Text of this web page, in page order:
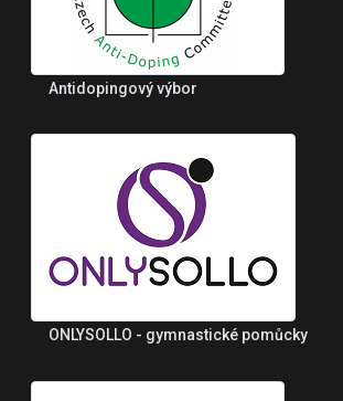
Antidopingový výbor
ONLYSOLLO - gymnastické pomůcky